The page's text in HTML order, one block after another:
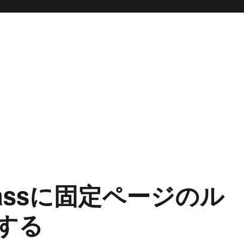
に固定ページのル
る